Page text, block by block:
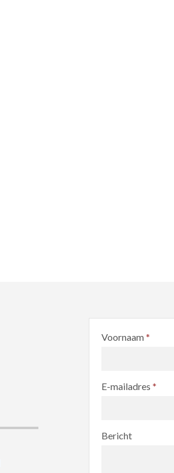
Voornaam*
E-mailadres *
Bericht